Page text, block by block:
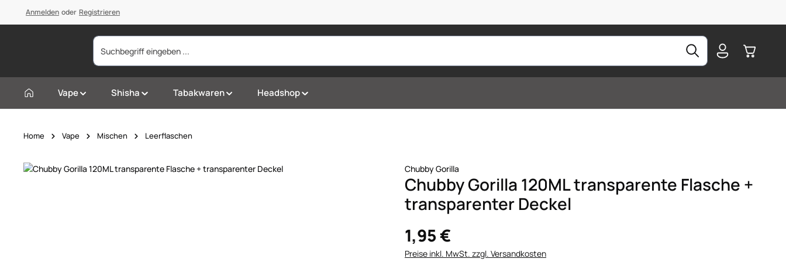
Zur Hauptnavigation springen
Anmelden oder Registrieren
Vape Shisha Tabakwaren Headshop
Home Vape Mischen Leerflaschen
Bildergalerie überspringen Chubby Gorilla
Chubby Gorilla 120ML transparente Flasche +
transparenter Deckel
1,95 €
Preise inkl. MwSt. zzgl. Versandkosten